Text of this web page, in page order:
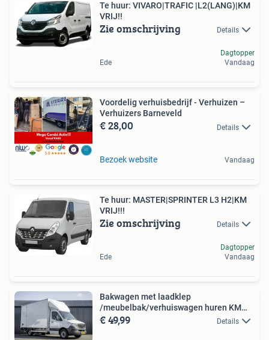
Te huur: VIVARO|TRAFIC |L2(LANG)|KM
VRIJ!!
Zie omschrijving Details
Ede
Dagtopper
Vandaag
Voordelig verhuisbedrijf - Verhuizen –
Verhuizers Barneveld
€ 28,00 Details
Bezoek website Vandaag
Te huur: MASTER|SPRINTER L3 H2|KM
VRIJ!!!
Zie omschrijving Details
Ede
Dagtopper
Vandaag
Bakwagen met laadklep
/meubelbak/verhuiswagen huren KM
VRIJ!
€ 49,99 Details